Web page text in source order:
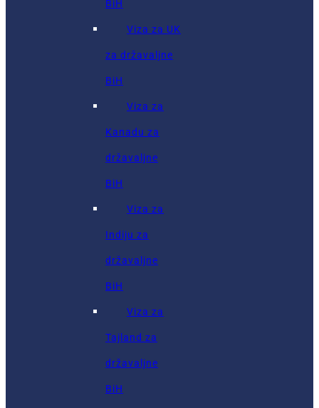
BiH
Viza za UK
za državaljne
BiH
Viza za
Kanadu za
državaljne
BiH
Viza za
Indiju za
državaljne
BiH
Viza za
Tajland za
državaljne
BiH